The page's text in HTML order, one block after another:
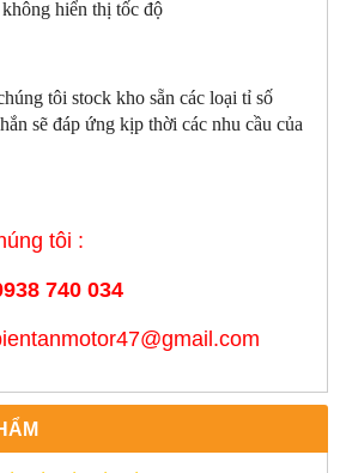
hiển thị tốc độ
tôi stock kho sẵn các loại tỉ số
sẽ đáp ứng kịp thời các nhu cầu của
tôi :
740 034